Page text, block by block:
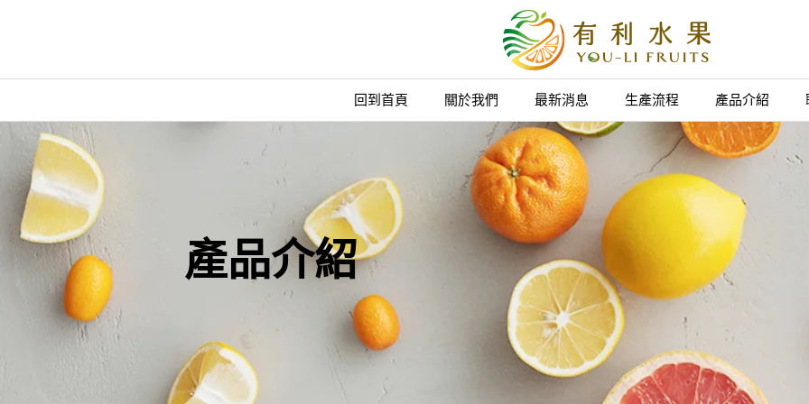
回到首頁 關於我們 最新消息 生產流程 產品介紹
產品介紹